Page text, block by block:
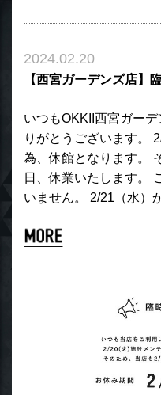
2024.02.20
【西宮ガーデンズ店】
いつもOKKII西宮ガー
りがとうございます。
為、休館となります。
日、休業いたします。
いません。 2/21（水）